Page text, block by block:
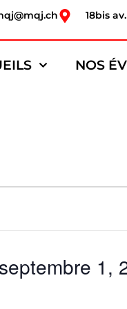
18bis
NOS
septembre 1,